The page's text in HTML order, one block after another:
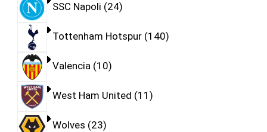
SSC Napoli 24
Tottenham Hotspur 140
Valencia 10
West Ham United 11
Wolves 23